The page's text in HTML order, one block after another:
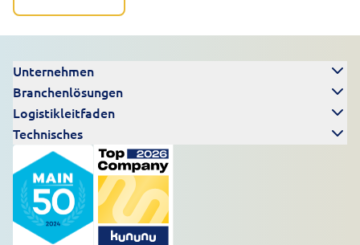
Unternehmen
Branchenlösungen
Logistikleitfaden
Technisches